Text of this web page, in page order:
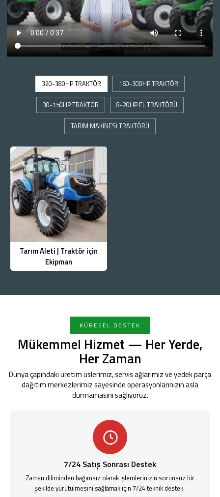
320-380HP TRAKTÖR 160-300HP TRAKTÖR
30-150HP TRAKTÖR 8-20HP EL TRAKTÖRÜ
TARIM MAKINESI TRAKTÖRÜ
Tarım Aleti | Traktör için
Ekipman
KÜRESEL DESTEK
Mükemmel Hizmet — Her Yerde,
Her Zaman
Dünya çapındaki üretim üslerimiz, servis ağlarımız ve yedek parça
dağıtım merkezlerimiz sayesinde operasyonlarınızın asla
durmamasını sağlıyoruz.
7/24 Satış Sonrası Destek
Zaman diliminden bağımsız olarak işlemlerinizin sorunsuz bir
şekilde yürütülmesini sağlamak için 7/24 teknik destek.